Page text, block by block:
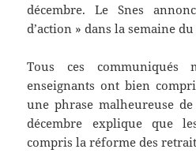
décembre. Le Snes
d’action » dans la semaine
Tous ces communiqués
enseignants ont bien
une phrase malheureuse
décembre explique que
compris la réforme des